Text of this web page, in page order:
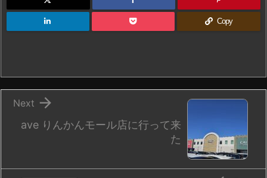
Copy
ave りんかんモール店に行って来
た

Next